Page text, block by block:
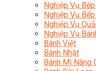
Nghiệp Vụ
Nghiệp Vụ
Nghiệp Vụ
Nghiệp Vụ
Bánh Việt
Bánh Nhật
Bánh Mì Nâng